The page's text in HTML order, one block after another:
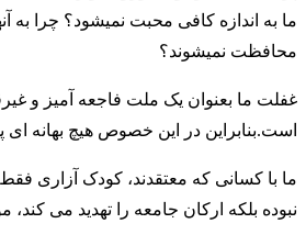
ما به اندازه کافی محبت نمیشود؟ چرا به
محافظت نمیشوند؟
غفلت ما بعنوان یک ملت فاجعه آمیز و
است.بنابراین در این خصوص هیچ بهانه ای
ما با کسانی که معتقدند، کودک آزاری
نبوده بلکه ارکان جامعه را تهدید می کند،